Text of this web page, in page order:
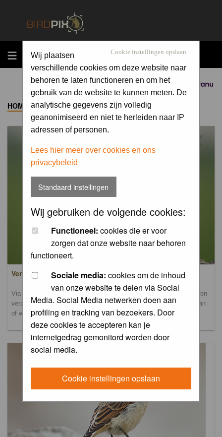
MENU
Sponsored by
Cookie instellingen opslaan
Wij plaatsen
verschillende cookies om deze website naar
behoren te laten functioneren en om het
gebruik van de website te kunnen meten. De
analytische gegevens zijn volledig
geanonimiseerd en niet te herleiden naar IP
adressen of personen.
Lees hier meer over cookies en ons
privacybeleid
Standaard instellingen
Wij gebruiken de volgende cookies:
Functioneel: cookies die er voor
zorgen dat onze website naar behoren
functioneert.
Sociale media: cookies om de inhoud
van onze website te delen via Social
Media. Social Media netwerken doen aan
profiling en tracking van bezoekers. Door
deze cookies te accepteren kan je
internetgedrag gemonitord worden door
social media.
Cookie instellingen opslaan
HOME ->ALBUM
Verzamel- en uploadalbum
Via dit album kun je foto's uploaden. Onderscheidende foto's worden
verplaatst naar de database-albums. Andere foto's blijven hier staan
of worden verplaatst naar het verbeteralbum.